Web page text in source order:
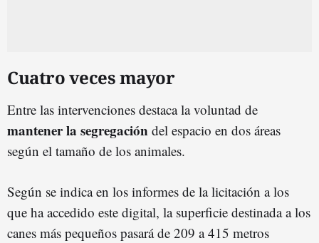
Cuatro veces mayor
Entre las intervenciones destaca la voluntad de
mantener la segregación del espacio en dos áreas
según el tamaño de los animales.
Según se indica en los informes de la licitación a los
que ha accedido este digital, la superficie destinada a los
canes más pequeños pasará de 209 a 415 metros